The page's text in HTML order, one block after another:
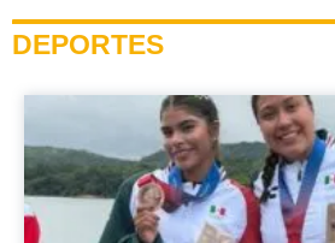
DEPORTES